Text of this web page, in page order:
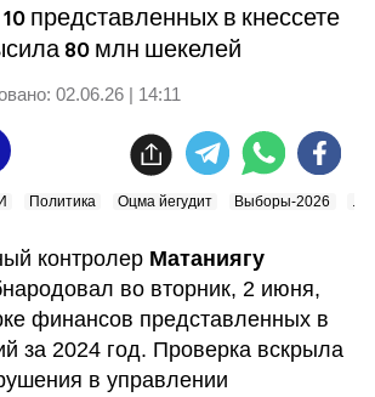
представленных в кнессете
80 млн шекелей
02.06.26 | 14:11
Политика Оцма йегудит Выборы-2026
контролер Матаниягу
во вторник, 2 июня,
финансов представленных в
за 2024 год. Проверка вскрыла
в управлении